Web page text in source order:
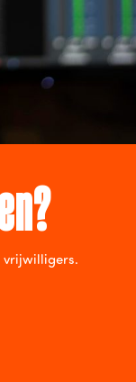
vrijwilligers.